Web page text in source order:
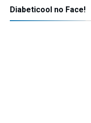
Diabeticool no Face!